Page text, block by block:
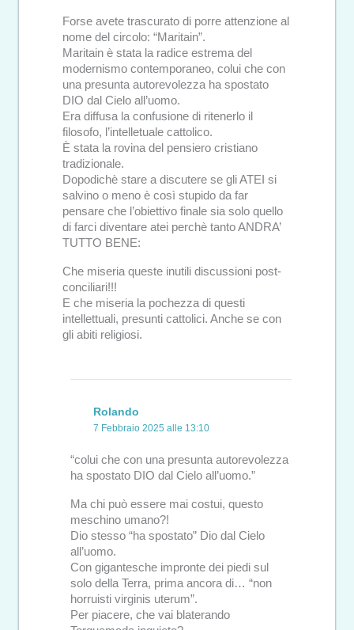
Forse avete trascurato di porre attenzione al
nome del circolo: “Maritain”.
Maritain è stata la radice estrema del
modernismo contemporaneo, colui che con
una presunta autorevolezza ha spostato
DIO dal Cielo all’uomo.
Era diffusa la confusione di ritenerlo il
filosofo, l’intelletuale cattolico.
È stata la rovina del pensiero cristiano
tradizionale.
Dopodichè stare a discutere se gli ATEI si
salvino o meno è così stupido da far
pensare che l’obiettivo finale sia solo quello
di farci diventare atei perchè tanto ANDRA’
TUTTO BENE:
Che miseria queste inutili discussioni post-
conciliari!!!
E che miseria la pochezza di questi
intellettuali, presunti cattolici. Anche se con
gli abiti religiosi.
Rolando
7 Febbraio 2025 alle 13:10
“colui che con una presunta autorevolezza
ha spostato DIO dal Cielo all’uomo.”
Ma chi può essere mai costui, questo
meschino umano?!
Dio stesso “ha spostato” Dio dal Cielo
all’uomo.
Con gigantesche impronte dei piedi sul
solo della Terra, prima ancora di… “non
horruisti virginis uterum”.
Per piacere, che vai blaterando